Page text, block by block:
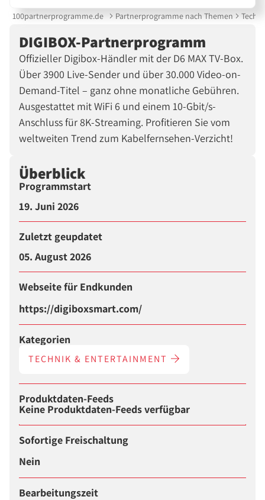
100partnerprogramme.de Partnerprogramme nach Themen
DIGIBOX-Partnerprogramm
Offizieller Digibox-Händler mit der D6 MAX TV-Box.
Über 3900 Live-Sender und über 30.000 Video-on-
Demand-Titel – ganz ohne monatliche Gebühren.
Ausgestattet mit WiFi 6 und einem 10-Gbit/s-
Anschluss für 8K-Streaming. Profitieren Sie vom
weltweiten Trend zum Kabelfernsehen-Verzicht!
Überblick
Programmstart
19. Juni 2026
Zuletzt geupdatet
05. August 2026
Webseite für Endkunden
https://digiboxsmart.com/
Kategorien
TECHNIK & ENTERTAINMENT
Produktdaten-Feeds
Keine Produktdaten-Feeds verfügbar
Sofortige Freischaltung
Nein
Bearbeitungszeit